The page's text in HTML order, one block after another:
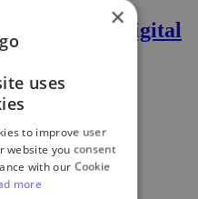
by
Inglelandi Digital
×
uses
to improve user
website you consent
with our Cookie
more